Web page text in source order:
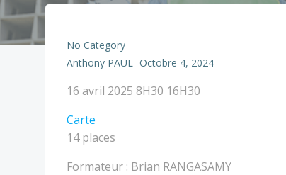
No Category
Anthony PAUL -Octobre 4, 2024
GIES
-
1
JOUR
16 avril 2025 8H30 16H30
Carte
-
14 places
Formateur : Brian RANGASAMY